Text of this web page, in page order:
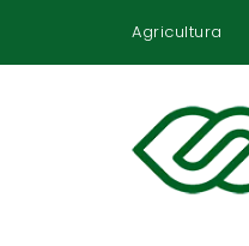
Agricultura